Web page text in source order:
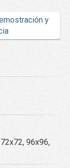
y
96x96,